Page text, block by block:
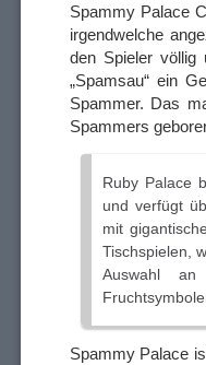
Spammy Palace
irgendwelche
den Spieler völlig
„Spamsau“ ein
Spammer. Das
Spammers
Ruby Palace
und verfügt
mit
Tischspielen,
Auswahl an
Spammy Palace